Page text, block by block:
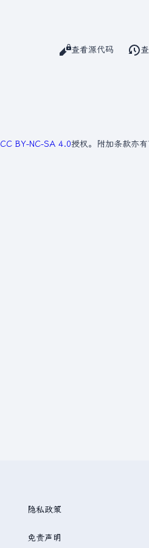
查看阅读
查看源代码
CC BY-NC-SA 4.0授权。附加条款亦
隐私政策
免责声明